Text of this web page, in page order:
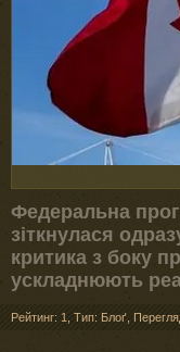
Федеральна
зіткнулася
критика з боку
ускладнюють
Рейтинг: 1 Тип: Блоґ